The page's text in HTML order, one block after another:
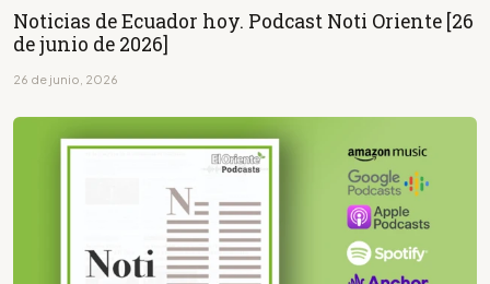
Noticias de Ecuador hoy. Podcast Noti Oriente [26
de junio de 2026]
26 de junio, 2026